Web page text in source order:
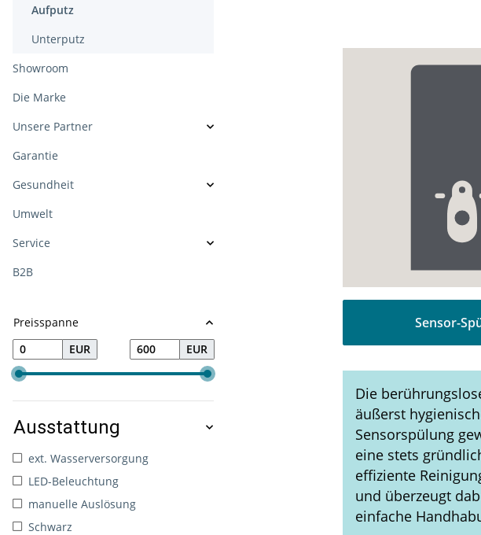
Sensor-
Die
äußerst
Sensorspülung
eine stets
effiziente
und überzeugt
einfache
Aufputz
Unterputz
Showroom
Die Marke
Unsere Partner
Garantie
Gesundheit
Umwelt
Service
B2B
Preisspanne
EUR
EUR
Ausstattung
ext. Wasserversorgung
LED-Beleuchtung
manuelle Auslösung
Schwarz